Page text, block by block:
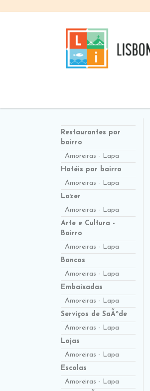
Restaurantes por
bairro
Amoreiras - Lapa
Hotéis por bairro
Amoreiras - Lapa
Lazer
Amoreiras - Lapa
Arte e Cultura -
Bairro
Amoreiras - Lapa
Bancos
Amoreiras - Lapa
Embaixadas
Amoreiras - Lapa
Serviços de SaÃºde
Amoreiras - Lapa
Lojas
Amoreiras - Lapa
Escolas
Amoreiras - Lapa